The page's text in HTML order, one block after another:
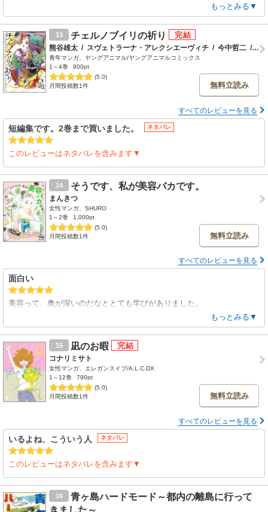
凄すぎなくてダメすぎなくて、失礼かもしれませんが同じ普通の男の感
じが好感もてます
長く続いて欲しいです
もっとみる▼
13 チェルノブイリの祈り
熊谷雄太 / スヴェトラーナ・アレクシエーヴィチ / 今中哲二 / 後
青年マンガ、ヤングアニマル/ヤングアニマルコミックス
1～4巻
900pt
(5.0)
月間投稿数1件
無料立読み
すべてのレビューを見る
短編集です。2巻まで買いました。 ネタバレ
このレビューはネタバレを含みます▼
14 そうです、私が美容バカです。
まんきつ
女性マンガ、SHURO
1～2巻
1,000pt
(5.0)
月間投稿数1件
無料立読み
すべてのレビューを見る
面白い
美容って、奥が深いのだなととても学びがありました。
特に今は、取り寄せとかもあってやろうと思えばそこがないのだなと。
面白かったです
もっとみる▼
15 凪のお暇
コナリミサト
女性マンガ、エレガンスイブ/A.L.C.DX
1～12巻
790pt
(5.0)
月間投稿数1件
無料立読み
すべてのレビューを見る
いるよね、こういう人 ネタバレ
このレビューはネタバレを含みます▼
16
青ヶ島ハードモード～都内の離島に行って
きました～